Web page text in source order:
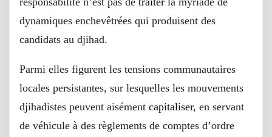
dynamiques enchevêtrées qui produisent des
candidats au djihad.
Parmi elles figurent les tensions communautaires
locales persistantes, sur lesquelles les mouvements
djihadistes peuvent aisément capitaliser, en servant
de véhicule à des règlements de comptes d’ordre